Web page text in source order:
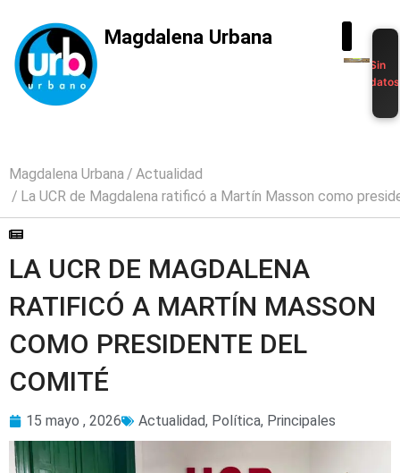
Magdalena Urbana
Sin
datos
Magdalena Urbana
Actualidad
La UCR de Magdalena ratificó a Martín Masson como
LA UCR DE MAGDALENA
RATIFICÓ A MARTÍN MASSON
COMO PRESIDENTE DEL
COMITÉ
15 mayo , 2026 Actualidad, Política, Principales